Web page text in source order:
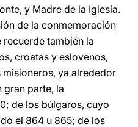
y Madre de la Iglesia.
de la conmemoración
también la
croatas y eslovenos,
ya alrededor
gran parte, la
de los búlgaros, cuyo
el 864 u 865; de los